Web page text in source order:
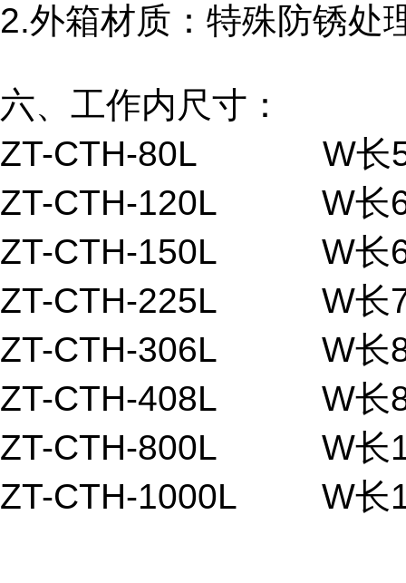
2.外箱材质：特殊防锈处
六、 工作内尺寸：
ZT-CTH-80L W长
ZT-CTH-120L W长
ZT-CTH-150L W长
ZT-CTH-225L W长
ZT-CTH-306L W长
ZT-CTH-408L W长
ZT-CTH-800L W长
ZT-CTH-1000L W长